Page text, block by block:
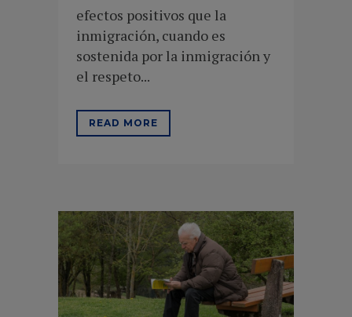
efectos positivos que la
inmigración, cuando es
sostenida por la inmigración y
el respeto...
READ MORE